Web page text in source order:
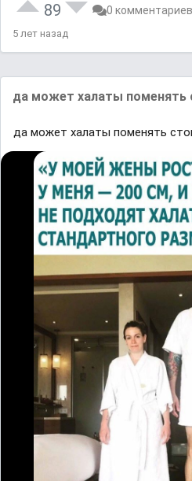
89 0 комментариев
5 лет назад
да может халаты поменять
да может халаты поменять